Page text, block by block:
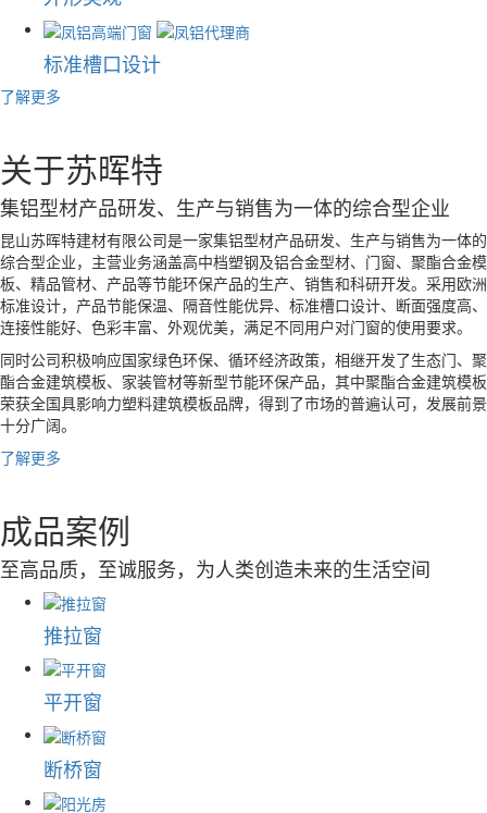
标准槽口设计
了解更多
关于苏晖特
集铝型材产品研发、生产与销售为一体的综合型企业
昆山苏晖特建材有限公司是一家集铝型材产品研发、生产与销售为一体的
综合型企业，主营业务涵盖高中档塑钢及铝合金型材、门窗、聚酯合金模
板、精品管材、产品等节能环保产品的生产、销售和科研开发。采用欧洲
标准设计，产品节能保温、隔音性能优异、标准槽口设计、断面强度高、
连接性能好、色彩丰富、外观优美，满足不同用户对门窗的使用要求。
同时公司积极响应国家绿色环保、循环经济政策，相继开发了生态门、聚
酯合金建筑模板、家装管材等新型节能环保产品，其中聚酯合金建筑模板
荣获全国具影响力塑料建筑模板品牌，得到了市场的普遍认可，发展前景
十分广阔。
了解更多
成品案例
至高品质，至诚服务，为人类创造未来的生活空间
推拉窗
平开窗
断桥窗